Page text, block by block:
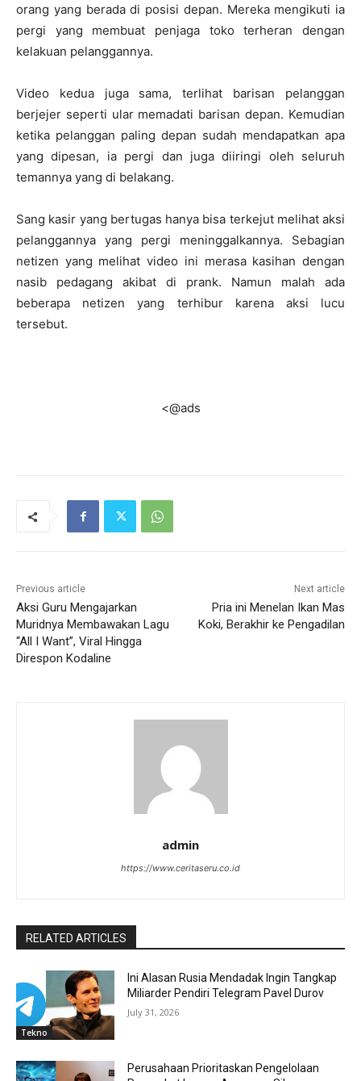
orang yang berada di posisi depan. Mereka mengikuti ia
pergi yang membuat penjaga toko terheran dengan
kelakuan pelanggannya.
Video kedua juga sama, terlihat barisan pelanggan
berjejer seperti ular memadati barisan depan. Kemudian
ketika pelanggan paling depan sudah mendapatkan apa
yang dipesan, ia pergi dan juga diiringi oleh seluruh
temannya yang di belakang.
Sang kasir yang bertugas hanya bisa terkejut melihat aksi
pelanggannya yang pergi meninggalkannya. Sebagian
netizen yang melihat video ini merasa kasihan dengan
nasib pedagang akibat di prank. Namun malah ada
beberapa netizen yang terhibur karena aksi lucu
tersebut.
<@ads
Previous article
Aksi Guru Mengajarkan
Muridnya Membawakan Lagu
“All I Want”, Viral Hingga
Direspon Kodaline
Next article
Pria ini Menelan Ikan Mas
Koki, Berakhir ke Pengadilan
admin
https://www.ceritaseru.co.id
RELATED ARTICLES
Tekno
Ini Alasan Rusia Mendadak Ingin Tangkap
Miliarder Pendiri Telegram Pavel Durov
July 31, 2026
Perusahaan Prioritaskan Pengelolaan